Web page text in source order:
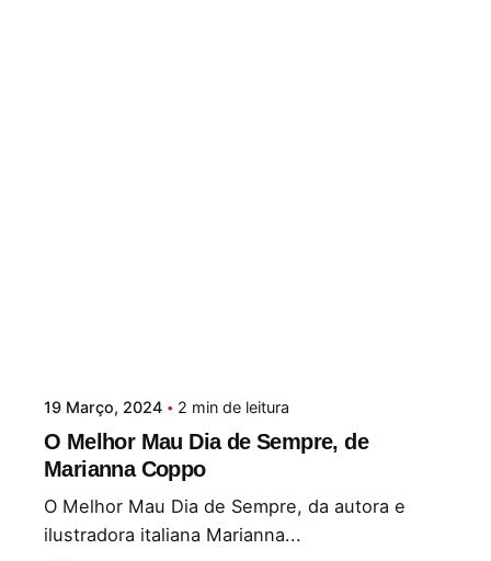
19 Março, 2024 2 min de leitura
O Melhor Mau Dia de Sempre, de
Marianna Coppo
O Melhor Mau Dia de Sempre, da autora e
ilustradora italiana Marianna...